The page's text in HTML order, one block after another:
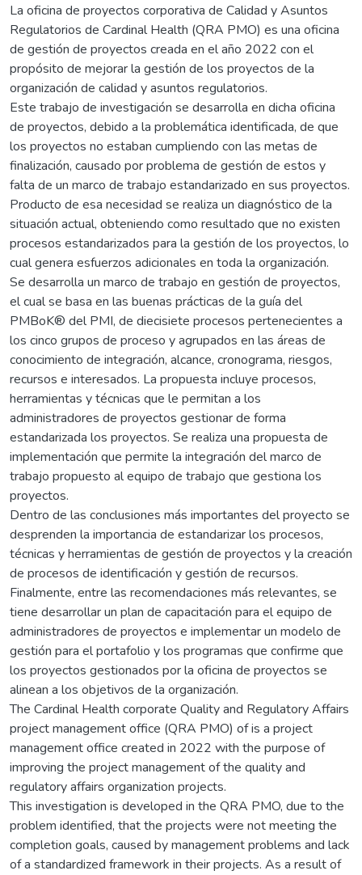
La oficina de proyectos corporativa de Calidad y Asuntos
Regulatorios de Cardinal Health (QRA PMO) es una oficina
de gestión de proyectos creada en el año 2022 con el
propósito de mejorar la gestión de los proyectos de la
organización de calidad y asuntos regulatorios.
Este trabajo de investigación se desarrolla en dicha oficina
de proyectos, debido a la problemática identificada, de que
los proyectos no estaban cumpliendo con las metas de
finalización, causado por problema de gestión de estos y
falta de un marco de trabajo estandarizado en sus proyectos.
Producto de esa necesidad se realiza un diagnóstico de la
situación actual, obteniendo como resultado que no existen
procesos estandarizados para la gestión de los proyectos, lo
cual genera esfuerzos adicionales en toda la organización.
Se desarrolla un marco de trabajo en gestión de proyectos,
el cual se basa en las buenas prácticas de la guía del
PMBoK® del PMI, de diecisiete procesos pertenecientes a
los cinco grupos de proceso y agrupados en las áreas de
conocimiento de integración, alcance, cronograma, riesgos,
recursos e interesados. La propuesta incluye procesos,
herramientas y técnicas que le permitan a los
administradores de proyectos gestionar de forma
estandarizada los proyectos. Se realiza una propuesta de
implementación que permite la integración del marco de
trabajo propuesto al equipo de trabajo que gestiona los
proyectos.
Dentro de las conclusiones más importantes del proyecto se
desprenden la importancia de estandarizar los procesos,
técnicas y herramientas de gestión de proyectos y la creación
de procesos de identificación y gestión de recursos.
Finalmente, entre las recomendaciones más relevantes, se
tiene desarrollar un plan de capacitación para el equipo de
administradores de proyectos e implementar un modelo de
gestión para el portafolio y los programas que confirme que
los proyectos gestionados por la oficina de proyectos se
alinean a los objetivos de la organización.
The Cardinal Health corporate Quality and Regulatory Affairs
project management office (QRA PMO) of is a project
management office created in 2022 with the purpose of
improving the project management of the quality and
regulatory affairs organization projects.
This investigation is developed in the QRA PMO, due to the
problem identified, that the projects were not meeting the
completion goals, caused by management problems and lack
of a standardized framework in their projects. As a result of